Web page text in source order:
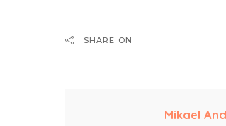
SHARE ON
Mikael